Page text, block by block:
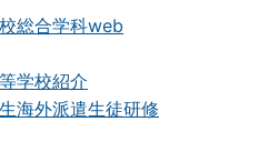
総合学科web
学校紹介
海外派遣生徒研修